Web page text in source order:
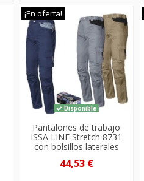
¡En oferta!
Disponible
Pantalones de trabajo
ISSA LINE Stretch 8731
con bolsillos laterales
44,53 €